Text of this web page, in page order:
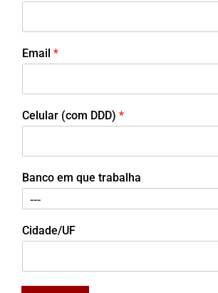
Email *
Celular (com DDD) *
Banco em que trabalha
Cidade/UF